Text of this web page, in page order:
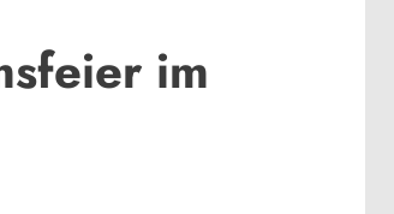
im